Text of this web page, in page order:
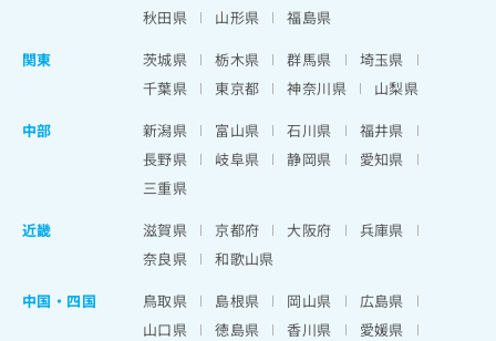
秋田県
山形県
福島県
関東
茨城県 栃木県 群馬県
埼玉県
千葉県
東京都 神奈川県
山梨県
中部
新潟県 富山県 石川県
福井県
長野県
岐阜県 静岡県
愛知県
三重県
近畿
滋賀県 京都府 大阪府
兵庫県
奈良県
和歌山県
中国・四国
鳥取県 島根県 岡山県
広島県
山口県
徳島県 香川県
愛媛県